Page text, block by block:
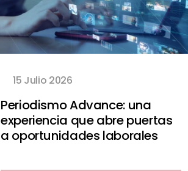
15 Julio 2026
Periodismo Advance: una
experiencia que abre puertas
a oportunidades laborales